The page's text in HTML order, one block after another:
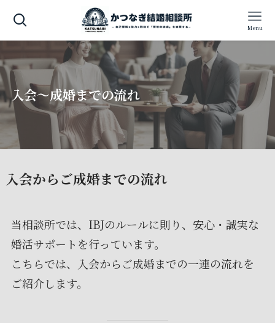
Menu
入会〜成婚までの流れ
入会からご成婚までの流れ
当相談所では、IBJのルールに則り、安心・誠実な
婚活サポートを行っています。
こちらでは、入会からご成婚までの一連の流れを
ご紹介します。